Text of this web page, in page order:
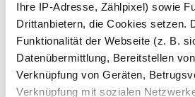
Ihre IP-Adresse, Zählpixel) sowie
Drittanbietern, die Cookies setzen.
Funktionalität der Webseite (z. B.
Datenübermittlung, Bereitstellen
Verknüpfung von Geräten,
Verknüpfung mit sozialen
Beschläge/Griffe
Bohrungen